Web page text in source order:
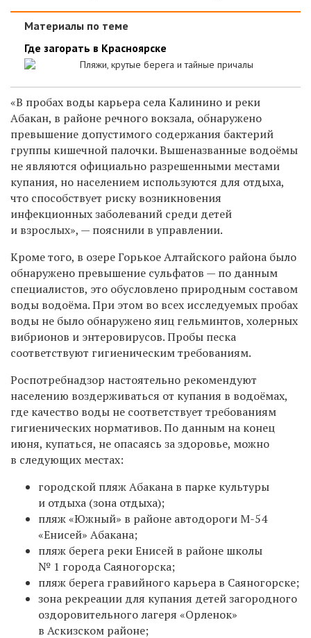
Материалы по теме
Где загорать в Красноярске
Пляжи, крутые берега и тайные причалы
«В пробах воды карьера села Калинино и реки
Абакан, в районе речного вокзала, обнаружено
превышение допустимого содержания бактерий
группы кишечной палочки. Вышеназванные водоёмы
не являются официально разрешенными местами
купания, но населением используются для отдыха,
что способствует риску возникновения
инфекционных заболеваний среди детей
и взрослых», — пояснили в управлении.
Кроме того, в озере Горькое Алтайского района было
обнаружено превышение сульфатов — по данным
специалистов, это обусловлено природным составом
воды водоёма. При этом во всех исследуемых пробах
воды не было обнаружено яиц гельминтов, холерных
вибрионов и энтеровирусов. Пробы песка
соответствуют гигиеническим требованиям.
Роспотребнадзор настоятельно рекомендуют
населению воздерживаться от купания в водоёмах,
где качество воды не соответствует требованиям
гигиенических нормативов. По данным на конец
июня, купаться, не опасаясь за здоровье, можно
в следующих местах:
городской пляж Абакана в парке культуры
и отдыха (зона отдыха);
пляж «Южный» в районе автодороги М-54
«Енисей» Абакана;
пляж берега реки Енисей в районе школы
№ 1 города Саяногорска;
пляж берега гравийного карьера в Саяногорске;
зона рекреации для купания детей загородного
оздоровительного лагеря «Орленок»
в Аскизском районе;